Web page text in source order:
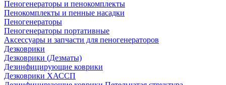
Пеногенераторы и пенокомплекты
Пенокомплекты и пенные насадки
Пеногенераторы
Пеногенераторы портативные
Аксессуары и запчасти для пеногенераторов
Дезковрики
Дезковрики (Дезматы)
Дезинфицирующие коврики
Дезковрики ХАССП